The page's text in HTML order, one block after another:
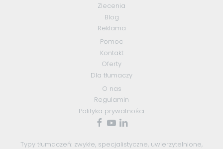
Zlecenia
Blog
Reklama
Pomoc
Kontakt
Oferty
Dla tłumaczy
O nas
Regulamin
Polityka prywatności
Typy tłumaczeń: zwykłe, specjalistyczne, uwierzytelnione,